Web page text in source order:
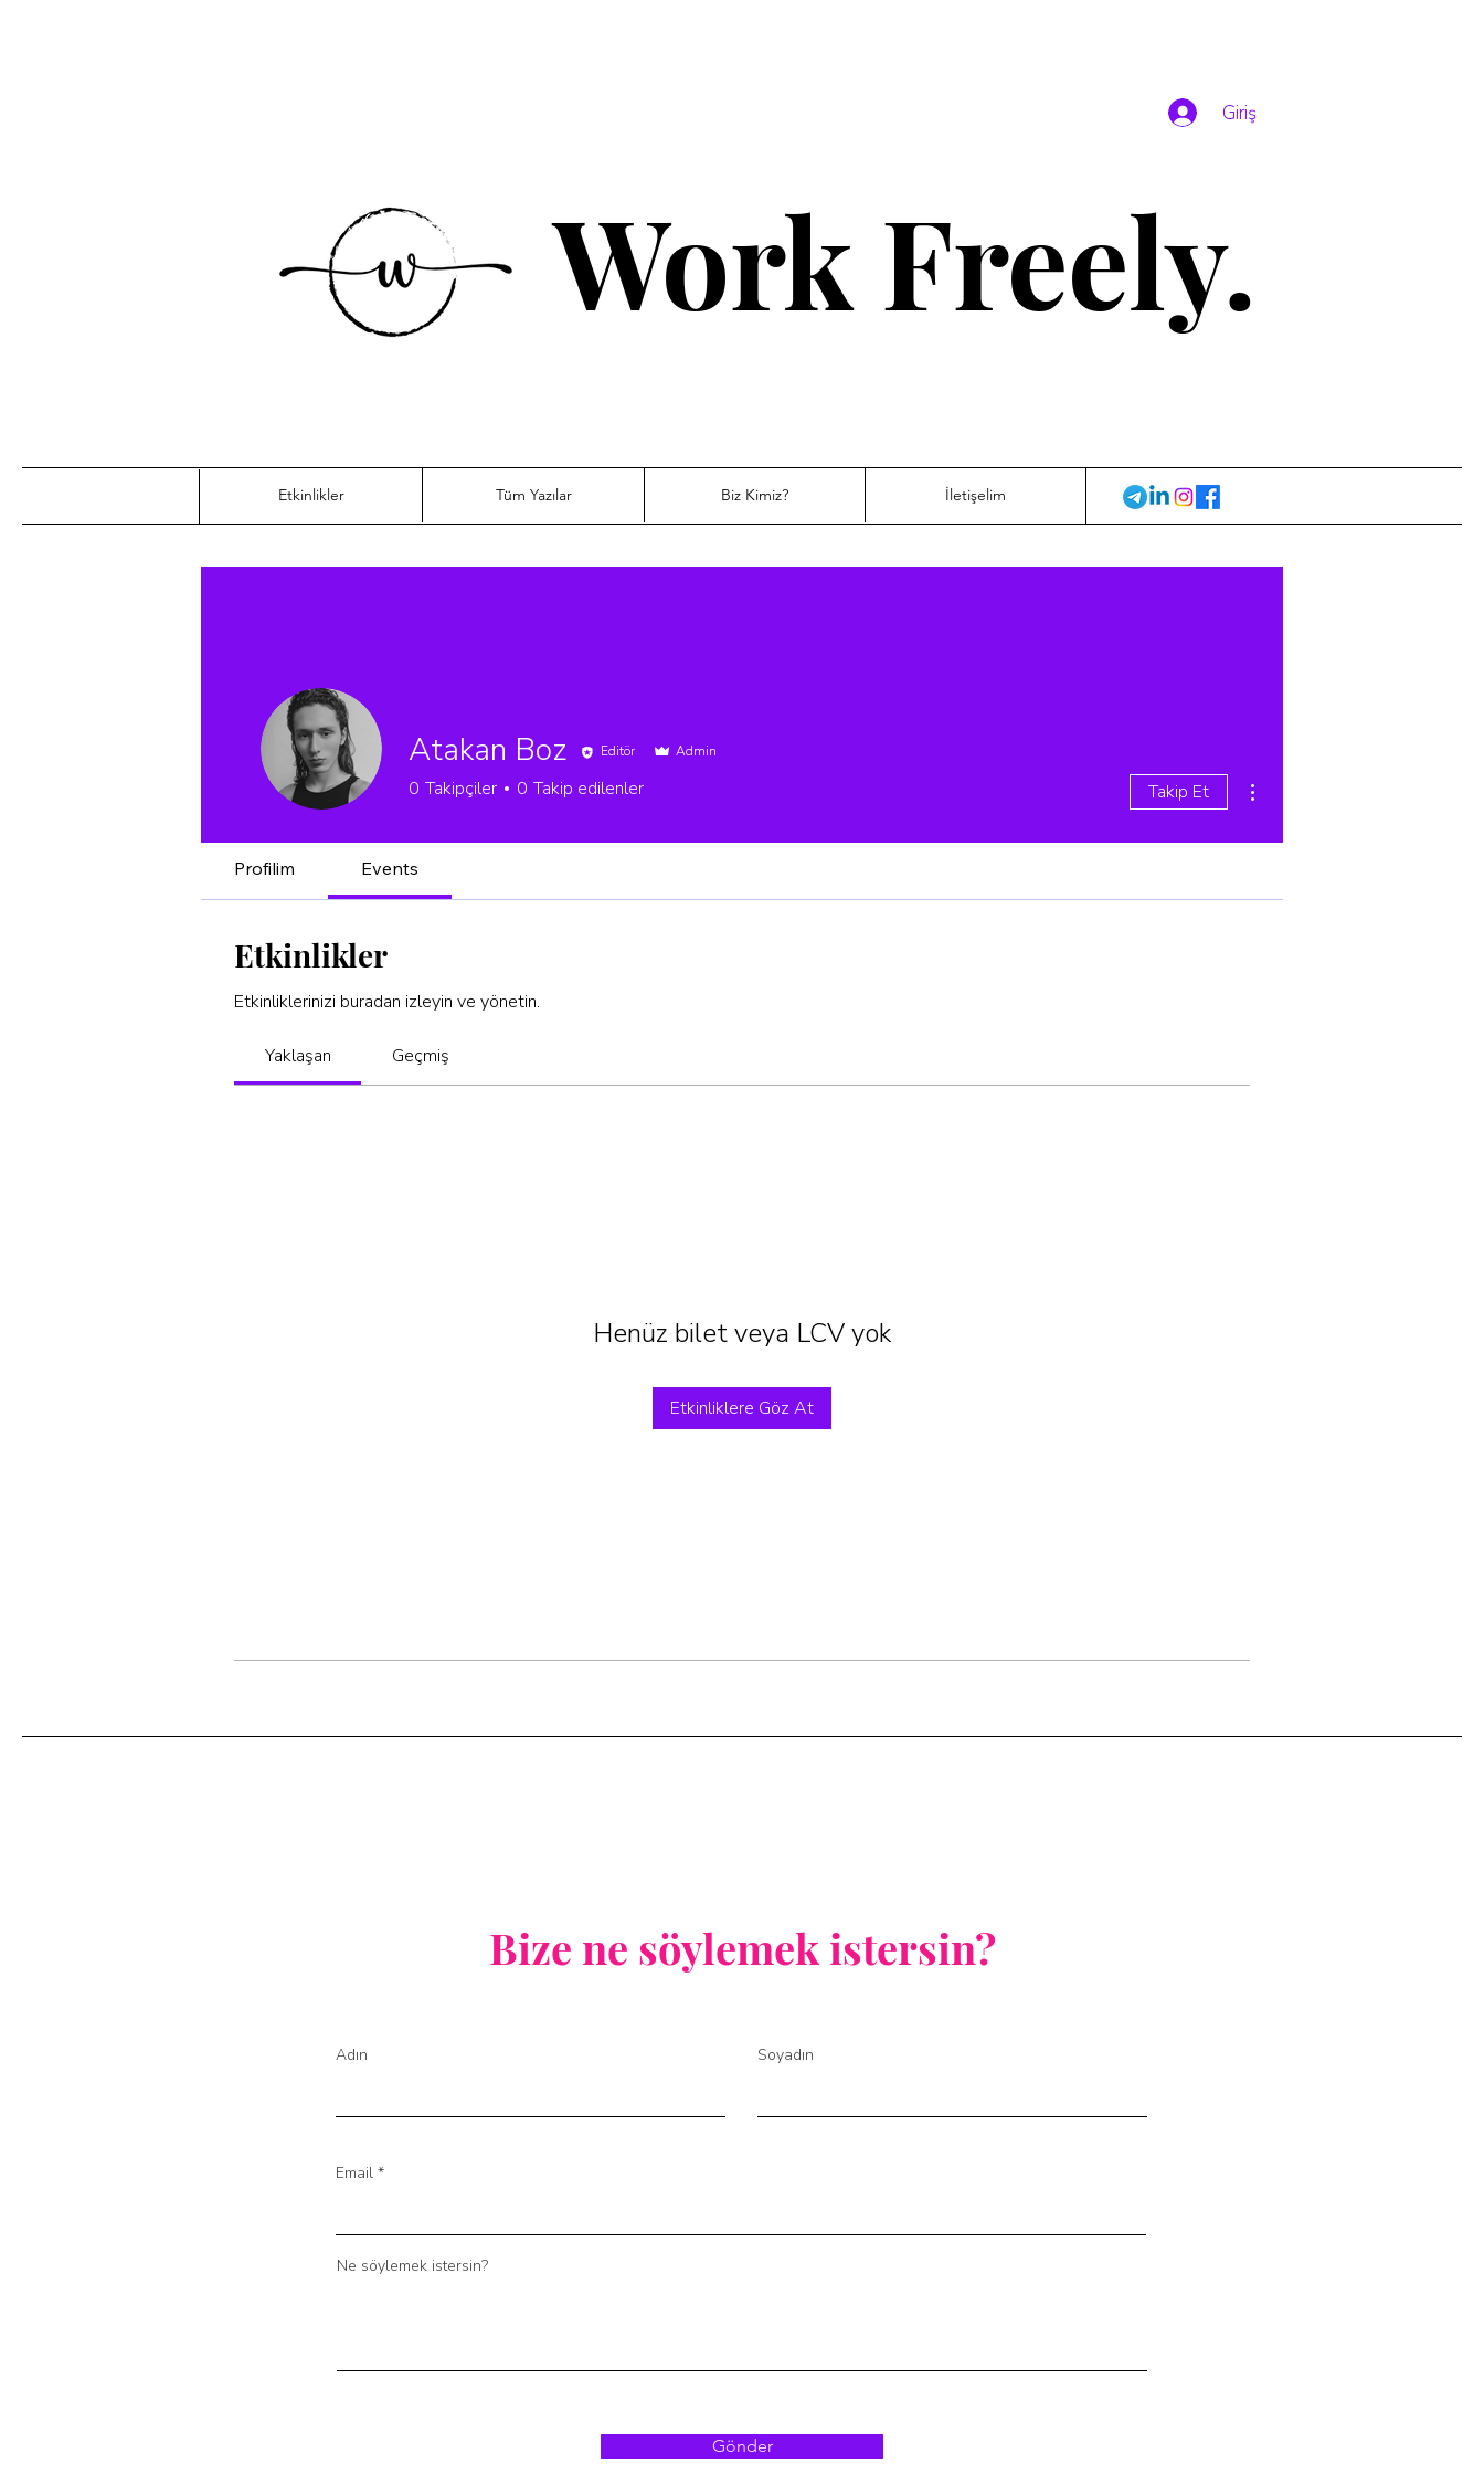
Work Freely.
Giriş
Etkinlikler Tüm Yazılar Biz Kimiz? İletişelim
Atakan Boz Editör Admin
0 Takipçiler 0 Takip edilenler Takip Et
Profilim Events
Etkinlikler
Etkinliklerinizi buradan izleyin ve yönetin.
Yaklaşan Geçmiş
Henüz bilet veya LCV yok
Etkinliklere Göz At
Bize ne söylemek istersin?
Adın Soyadın
Email
Ne söylemek istersin?
Gönder